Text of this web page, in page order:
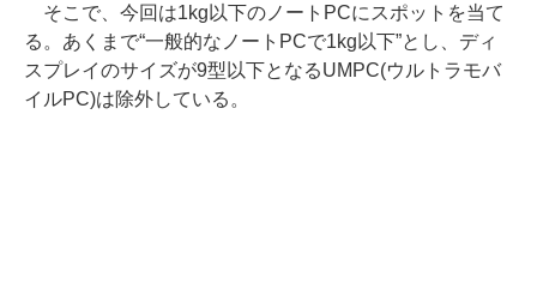
そこで、今回は1kg以下のノートPCにスポットを当て
る。あくまで“一般的なノートPCで1kg以下”とし、ディ
スプレイのサイズが9型以下となるUMPC(ウルトラモバ
イルPC)は除外している。